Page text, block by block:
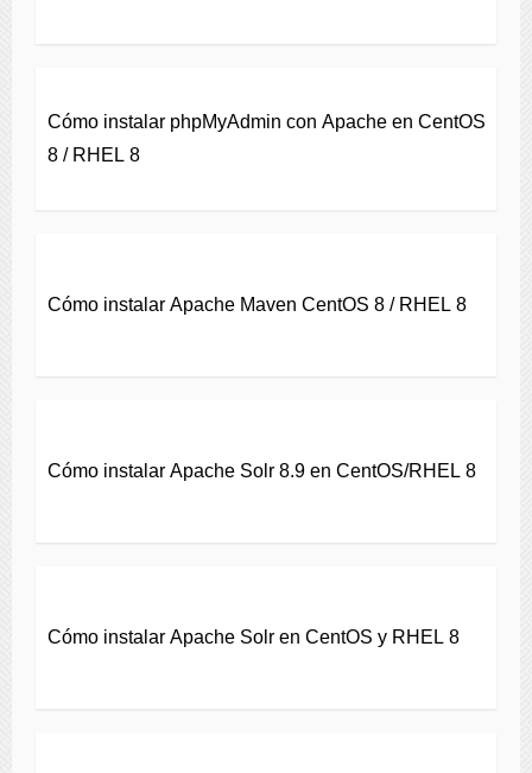
Cómo instalar phpMyAdmin con Apache en CentOS
8 / RHEL 8
Cómo instalar Apache Maven CentOS 8 / RHEL 8
Cómo instalar Apache Solr 8.9 en CentOS/RHEL 8
Cómo instalar Apache Solr en CentOS y RHEL 8